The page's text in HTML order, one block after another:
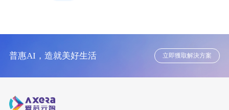
普惠AI，造就美好生活 立即獲取解決方案